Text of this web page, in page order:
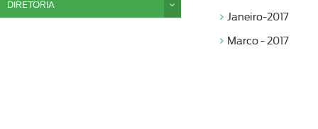
DIRETORIA
Janeiro-2017
Marco - 2017